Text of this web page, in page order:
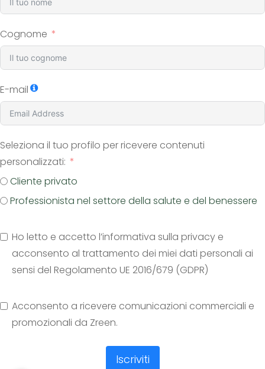
Cognome
E-mail
Seleziona il tuo profilo per ricevere contenuti
personalizzati:
Cliente privato
Professionista nel settore della salute e del benessere
Ho letto e accetto l’informativa sulla privacy e
acconsento al trattamento dei miei dati personali ai
sensi del Regolamento UE 2016/679 (GDPR)
Acconsento a ricevere comunicazioni commerciali e
promozionali da Zreen.
Iscriviti